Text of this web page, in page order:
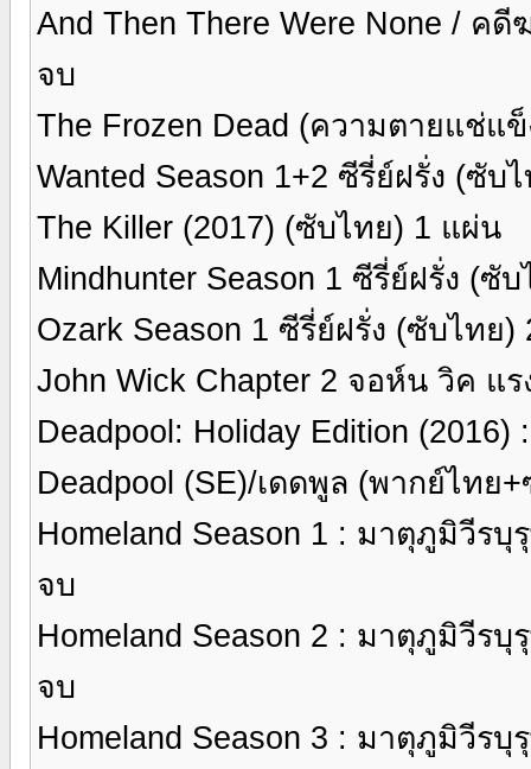
And Then There Were None / ค
จบ
The Frozen Dead (ความตายแช่แ
Wanted Season 1+2 ซีรี่ย์ฝรั่ง (ซับ
The Killer (2017) (ซับไทย) 1 แผ่น
Mindhunter Season 1 ซีรี่ย์ฝรั่ง (ซั
Ozark Season 1 ซีรี่ย์ฝรั่ง (ซับไทย
John Wick Chapter 2 จอห์น วิค แ
Deadpool: Holiday Edition
Deadpool (SE)/เดดพูล (พากย์ไทย
Homeland Season 1 : มาตุภูมิวีร
จบ
Homeland Season 2 : มาตุภูมิวีร
จบ
Homeland Season 3 : มาตุภูมิวีร